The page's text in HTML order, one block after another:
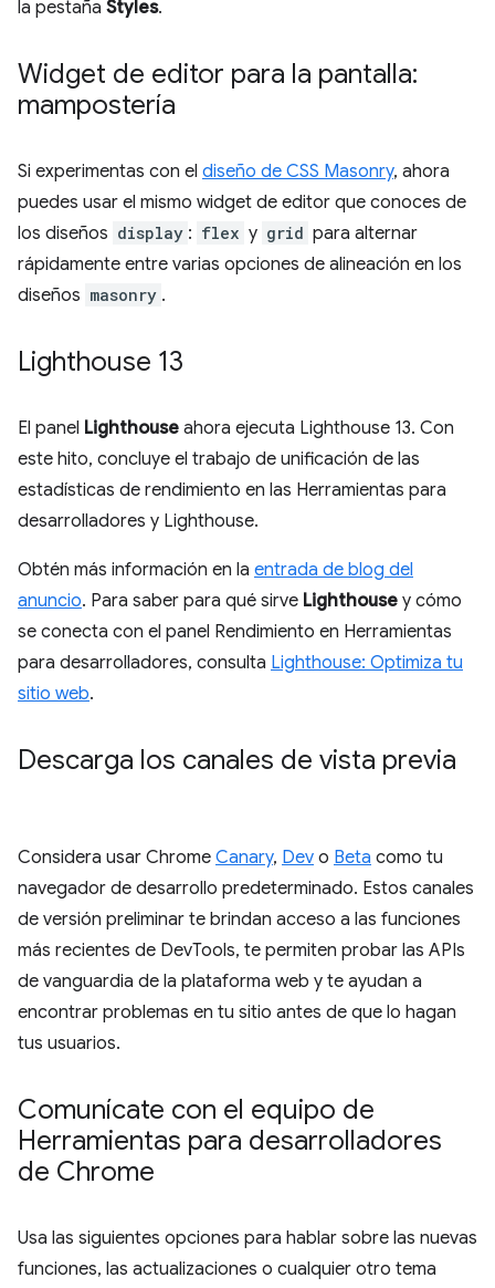
la pestaña Styles.
Widget de editor para la pantalla:
mampostería
Si experimentas con el diseño de CSS Masonry, ahora
puedes usar el mismo widget de editor que conoces de
los diseños display : flex y grid para alternar
rápidamente entre varias opciones de alineación en los
diseños masonry .
Lighthouse 13
El panel Lighthouse ahora ejecuta Lighthouse 13. Con
este hito, concluye el trabajo de unificación de las
estadísticas de rendimiento en las Herramientas para
desarrolladores y Lighthouse.
Obtén más información en la entrada de blog del
anuncio. Para saber para qué sirve Lighthouse y cómo
se conecta con el panel Rendimiento en Herramientas
para desarrolladores, consulta Lighthouse: Optimiza tu
sitio web.
Descarga los canales de vista previa
Considera usar Chrome Canary, Dev o Beta como tu
navegador de desarrollo predeterminado. Estos canales
de versión preliminar te brindan acceso a las funciones
más recientes de DevTools, te permiten probar las APIs
de vanguardia de la plataforma web y te ayudan a
encontrar problemas en tu sitio antes de que lo hagan
tus usuarios.
Comunícate con el equipo de
Herramientas para desarrolladores
de Chrome
Usa las siguientes opciones para hablar sobre las nuevas
funciones, las actualizaciones o cualquier otro tema